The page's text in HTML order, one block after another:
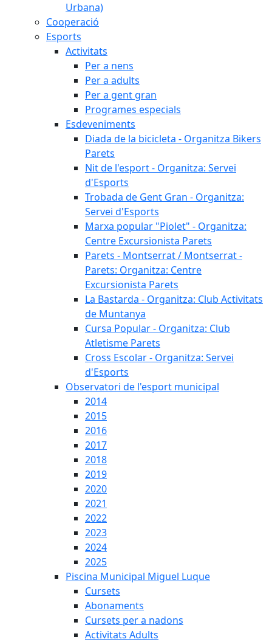
Urbana)
Cooperació
Esports
Activitats
Per a nens
Per a adults
Per a gent gran
Programes especials
Esdeveniments
Diada de la bicicleta - Organitza Bikers
Parets
Nit de l'esport - Organitza: Servei
d'Esports
Trobada de Gent Gran - Organitza:
Servei d'Esports
Marxa popular "Piolet" - Organitza:
Centre Excursionista Parets
Parets - Montserrat / Montserrat -
Parets: Organitza: Centre
Excursionista Parets
La Bastarda - Organitza: Club Activitats
de Muntanya
Cursa Popular - Organitza: Club
Atletisme Parets
Cross Escolar - Organitza: Servei
d'Esports
Observatori de l'esport municipal
2014
2015
2016
2017
2018
2019
2020
2021
2022
2023
2024
2025
Piscina Municipal Miguel Luque
Cursets
Abonaments
Cursets per a nadons
Activitats Adults